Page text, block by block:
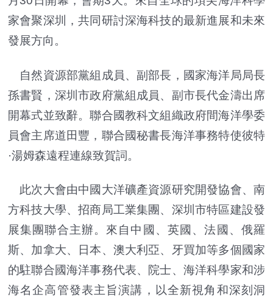
家會聚深圳，共同研討深海科技的最新進展和未來
發展方向。
自然資源部黨組成員、副部長，國家海洋局局長
孫書賢，深圳市政府黨組成員、副市長代金濤出席
開幕式並致辭。聯合國教科文組織政府間海洋學委
員會主席道田豐，聯合國秘書長海洋事務特使彼特
·湯姆森遠程連線致賀詞。
此次大會由中國大洋礦產資源研究開發協會、南
方科技大學、招商局工業集團、深圳市特區建設發
展集團聯合主辦。來自中國、英國、法國、俄羅
斯、加拿大、日本、澳大利亞、牙買加等多個國家
的駐聯合國海洋事務代表、院士、海洋科學家和涉
海名企高管發表主旨演講，以全新視角和深刻洞